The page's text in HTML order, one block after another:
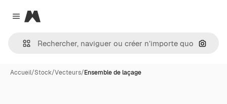
Close menu
Magnific
Accueil/Stock/Vecteurs/Ensemble de laçage